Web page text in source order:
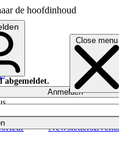
de hoofdinhoud
Close menu
NewslettersEvents
abgemeldet.
Anmelden